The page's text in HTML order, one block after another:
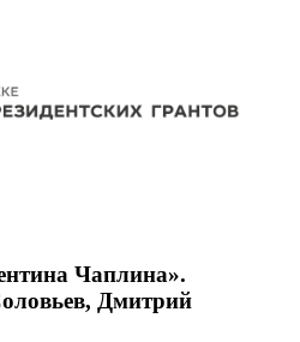
Чаплина».
Дмитрий